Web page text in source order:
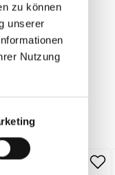
zu können
unserer
Nutzung